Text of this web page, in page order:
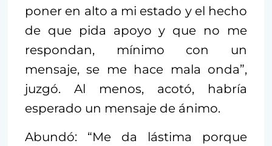
poner en alto a mi estado y el hecho
de que pida apoyo y que no me
respondan, mínimo con un
mensaje, se me hace mala onda”,
juzgó. Al menos, acotó, habría
esperado un mensaje de ánimo.
Abundó: “Me da lástima porque